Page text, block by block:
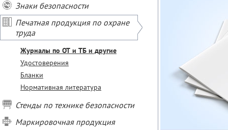
Знаки безопасности
Печатная продукция по охране
труда
Журналы по ОТ и ТБ и другие
Удостоверения
Бланки
Нормативная литература
Стенды по технике безопасности
Маркировочная продукция